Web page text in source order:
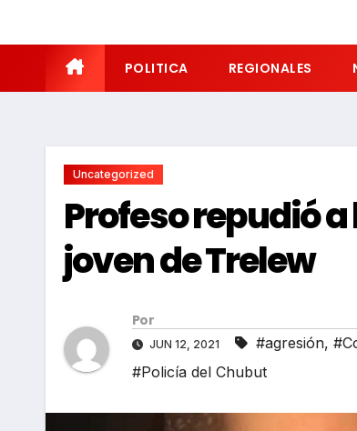
POLITICA REGIONALES
Uncategorized
Profeso repudió
joven de Trelew
Por
JUN 12, 2021 #agresión,
#Policía del Chubut